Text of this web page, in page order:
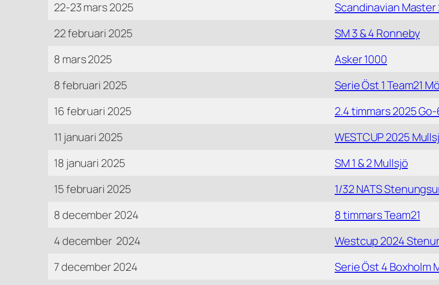
22-23 mars 2025
Scandinavian Master
22 februari 2025
SM 3 & 4 Ronneby
8 mars 2025
Asker 1000
8 februari 2025
Serie Öst 1 Team21
16 februari 2025
2.4 timmars 2025
11 januari 2025
WESTCUP 2025
18 januari 2025
SM 1 & 2 Mullsjö
15 februari 2025
1/32 NATS
8 december 2024
8 timmars Team21
4 december 2024
Westcup 2024
7 december 2024
Serie Öst 4 Boxholm